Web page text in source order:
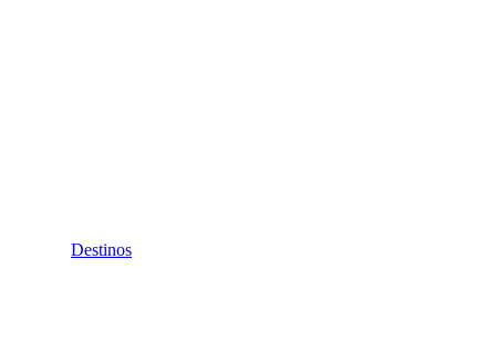
Destinos